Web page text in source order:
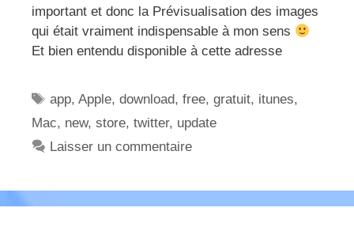
important et donc la Prévisualisation des images
qui était vraiment indispensable à mon sens
Et bien entendu disponible à cette adresse
Étiquettes
app,Apple,download,free,gratuit, itunes,
Mac, new, store, twitter, update
Laisser un commentaire